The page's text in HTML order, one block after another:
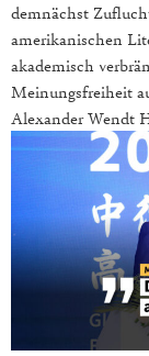
demnächst
amerikanischen
akademisch
Meinungsfreiheit
Alexander Wendt